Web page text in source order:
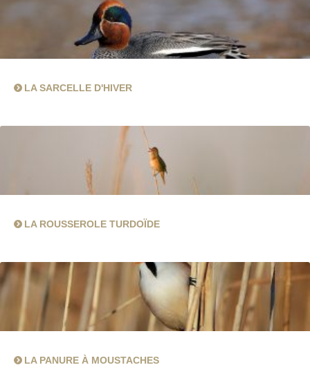
LA SARCELLE D'HIVER
LA ROUSSEROLE TURDOÏDE
LA PANURE À MOUSTACHES